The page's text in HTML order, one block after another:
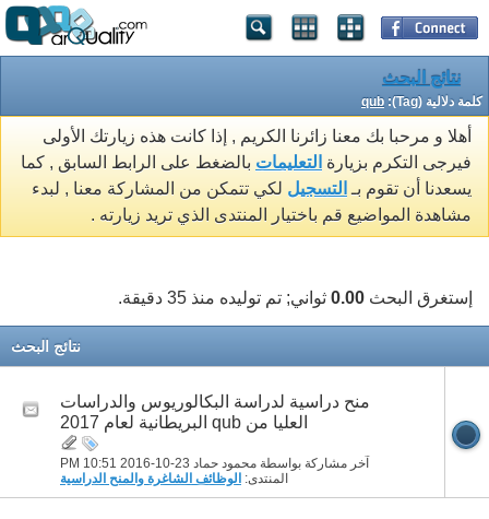
نتائج البحث
كلمة دلالية (Tag): qub
أهلا و مرحبا بك معنا زائرنا الكريم , إذا كانت هذه زيارتك الأولى
فيرجى التكرم بزيارة التعليمات بالضغط على الرابط السابق , كما
يسعدنا أن تقوم بـ التسجيل لكي تتمكن من المشاركة معنا , لبدء
مشاهدة المواضيع قم باختيار المنتدى الذي تريد زيارته .
إستغرق البحث 0.00 ثواني; تم توليده منذ 35 دقيقة.
نتائج البحث
منح دراسية لدراسة البكالوريوس والدراسات
العليا من qub البريطانية لعام 2017
آخر مشاركة بواسطة محمود حماد 23-10-2016
10:51 PM
المنتدى: الوظائف الشاغرة والمنح الدراسية